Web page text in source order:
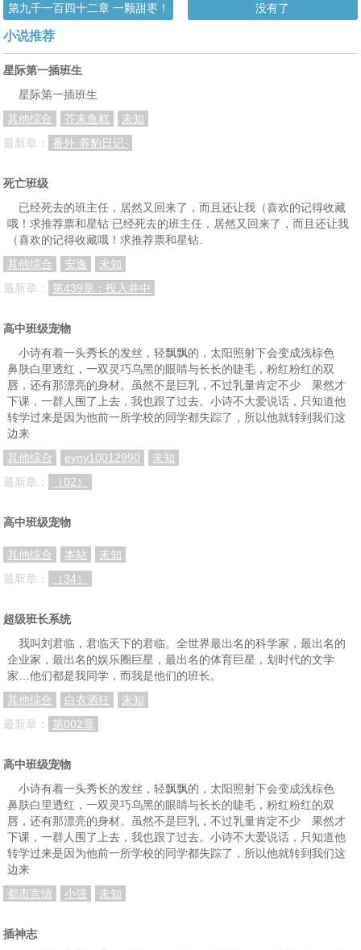
第九千一百四十二章 一颗甜枣！ 没有了
小说推荐
星际第一插班生
星际第一插班生
其他综合
芥末鱼糕
未知
最新章：
番外·养豹日记·
死亡班级
已经死去的班主任，居然又回来了，而且还让我（喜欢的记得收藏
哦！求推荐票和星钻 已经死去的班主任，居然又回来了，而且还让我
（喜欢的记得收藏哦！求推荐票和星钻.
其他综合
安逸
未知
最新章：
第439章：投入井中
高中班级宠物
小诗有着一头秀长的发丝，轻飘飘的，太阳照射下会变成浅棕色
鼻肤白里透红，一双灵巧乌黑的眼睛与长长的睫毛，粉红粉红的双
唇，还有那漂亮的身材。虽然不是巨乳，不过乳量肯定不少 果然才
下课，一群人围了上去，我也跟了过去。小诗不大爱说话，只知道他
转学过来是因为他前一所学校的同学都失踪了，所以他就转到我们这
边来
其他综合
eyny10012990
未知
最新章：
（02）
高中班级宠物
其他综合 本站
未知
最新章：
（34）
超级班长系统
我叫刘君临，君临天下的君临。全世界最出名的科学家，最出名的
企业家，最出名的娱乐圈巨星，最出名的体育巨星，划时代的文学
家…他们都是我同学，而我是他们的班长。
其他综合
白衣酒狂
未知
最新章：
第002章
高中班级宠物
小诗有着一头秀长的发丝，轻飘飘的，太阳照射下会变成浅棕色
鼻肤白里透红，一双灵巧乌黑的眼睛与长长的睫毛，粉红粉红的双
唇，还有那漂亮的身材。虽然不是巨乳，不过乳量肯定不少 果然才
下课，一群人围了上去，我也跟了过去。小诗不大爱说话，只知道他
转学过来是因为他前一所学校的同学都失踪了，所以他就转到我们这
边来
都市言情
小强 未知
插神志